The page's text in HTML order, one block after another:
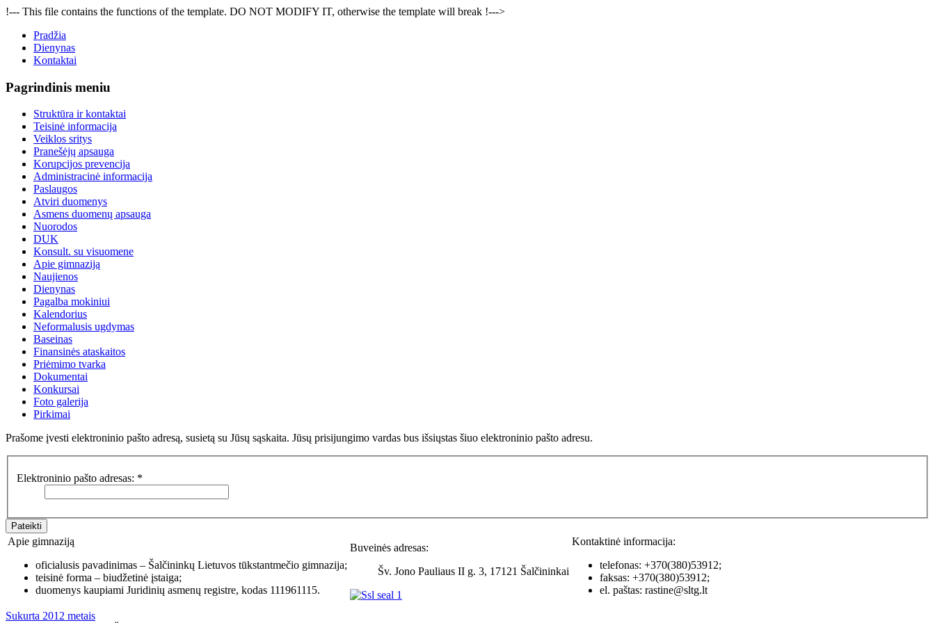
!--- This file contains the functions of the template. DO NOT MODIFY IT, otherwise the template will break !--->
Pradžia
Dienynas
Kontaktai
Pagrindinis meniu
Struktūra ir kontaktai
Teisinė informacija
Veiklos sritys
Pranešėjų apsauga
Korupcijos prevencija
Administracinė informacija
Paslaugos
Atviri duomenys
Asmens duomenų apsauga
Nuorodos
DUK
Konsult. su visuomene
Apie gimnaziją
Naujienos
Dienynas
Pagalba mokiniui
Kalendorius
Neformalusis ugdymas
Baseinas
Finansinės ataskaitos
Priėmimo tvarka
Dokumentai
Konkursai
Foto galerija
Pirkimai
Prašome įvesti elektroninio pašto adresą, susietą su Jūsų sąskaita. Jūsų prisijungimo vardas bus išsiųstas šiuo elektroninio pašto adresu.
Elektroninio pašto adresas: *
Pateikti
Apie gimnaziją
oficialusis pavadinimas – Šalčininkų Lietuvos tūkstantmečio gimnazija;
teisinė forma – biudžetinė įstaiga;
duomenys kaupiami Juridinių asmenų registre, kodas 111961115.
Buveinės adresas:
Šv. Jono Pauliaus II g. 3, 17121 Šalčininkai
Kontaktinė informacija:
telefonas: +370(380)53912;
faksas: +370(380)53912;
el. paštas: rastine@sltg.lt
Sukurta 2012 metais